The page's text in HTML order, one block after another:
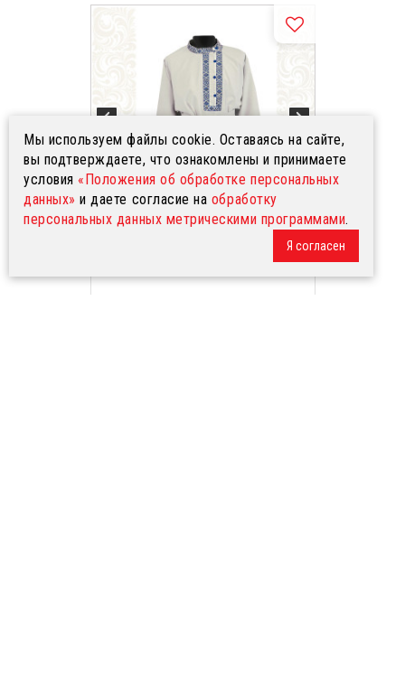
Мы используем файлы cookie. Оставаясь на сайте,
вы подтверждаете, что ознакомлены и принимаете
условия «Положения об обработке персональных
данных» и даете согласие на обработку
персональных данных метрическими программами.
Я согласен